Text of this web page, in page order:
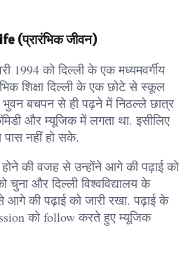
(प्रारंभिक जीवन)
1994 को दिल्ली के एक मध्यमवर्गीय
शिक्षा दिल्ली के एक छोटे से स्कूल
बचपन से ही पढ़ने में निठल्ले छात्र
और म्यूजिक में लगता था. इसीलिए
नहीं हो सके.
की वजह से उन्होंने आगे की पढ़ाई को
चुना और दिल्ली विश्वविद्यालय के
की पढ़ाई को जारी रखा. पढ़ाई के
को follow करते हुए म्यूजिक